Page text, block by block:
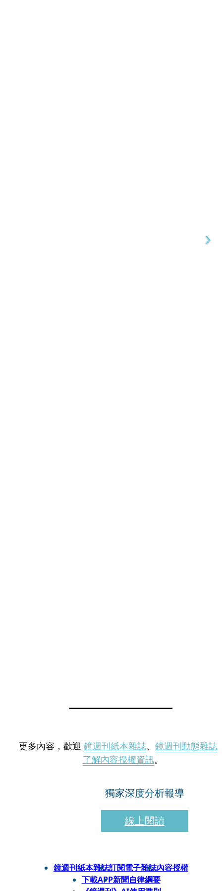
更多內容，歡迎 鏡週刊紙本雜誌、 鏡週刊動態雜誌
了解內容授權資訊。
獨家深度分析報導
線上閱讀
鏡週刊紙本雜誌訂閱電子雜誌內容授權
下載APP新聞自律綱要